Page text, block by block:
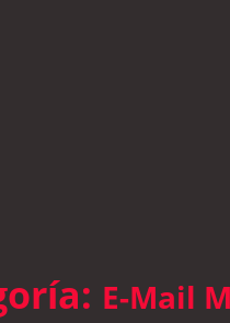
E-Mail